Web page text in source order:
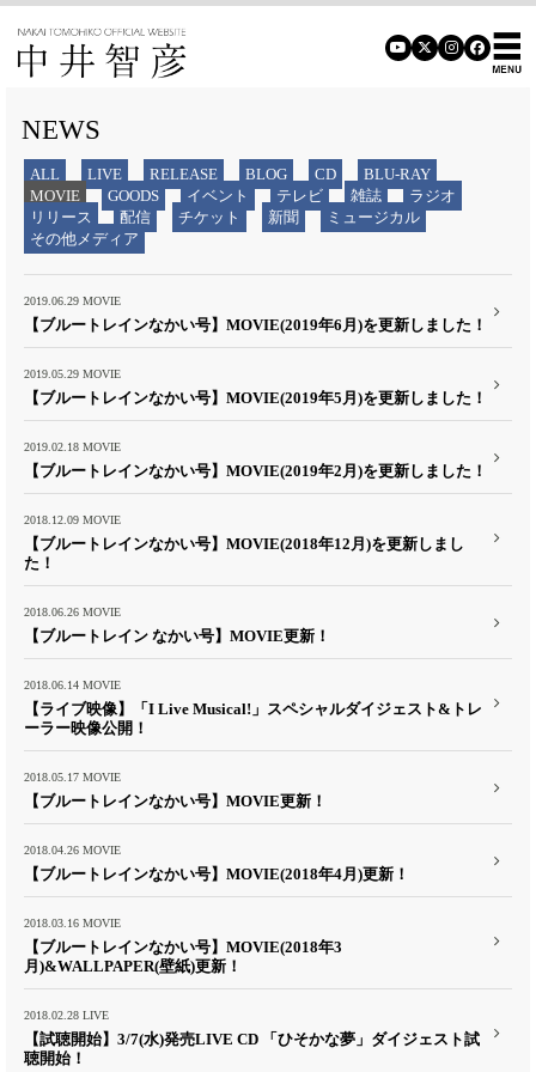
NEWS
ALL LIVE RELEASE BLOG CD
BLU-RAY
MOVIE
GOODS イベント テレビ 雑誌
ラジオ
リリース
配信 チケット 新聞
ミュージカル
その他メディア
2019.06.29 MOVIE
【ブルートレインなかい号】MOVIE(2019年6月)を更新しました！
2019.05.29 MOVIE
【ブルートレインなかい号】MOVIE(2019年5月)を更新しました！
2019.02.18 MOVIE
【ブルートレインなかい号】MOVIE(2019年2月)を更新しました！
2018.12.09 MOVIE
【ブルートレインなかい号】MOVIE(2018年12月)を更新しまし
た！
2018.06.26 MOVIE
【ブルートレイン なかい号】MOVIE更新！
2018.06.14 MOVIE
【ライブ映像】「I Live Musical!」スペシャルダイジェスト&トレ
ーラー映像公開！
2018.05.17 MOVIE
【ブルートレインなかい号】MOVIE更新！
2018.04.26 MOVIE
【ブルートレインなかい号】MOVIE(2018年4月)更新！
2018.03.16 MOVIE
【ブルートレインなかい号】MOVIE(2018年3
月)&WALLPAPER(壁紙)更新！
2018.02.28 LIVE
【試聴開始】3/7(水)発売LIVE CD 「ひそかな夢」ダイジェスト試
聴開始！